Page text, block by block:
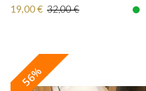
19,00 € 32,00 €
56%